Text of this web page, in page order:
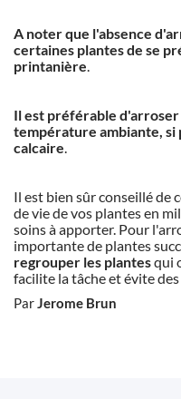
A noter que l'absence
certaines plantes de se
printanière.
Il est préférable d'arroser
température ambiante, si
calcaire.
Il est bien sûr conseillé de
de vie de vos plantes en
soins à apporter. Pour
importante de plantes
regrouper les plantesqui
facilite la tâche et évite
ParJerome Brun